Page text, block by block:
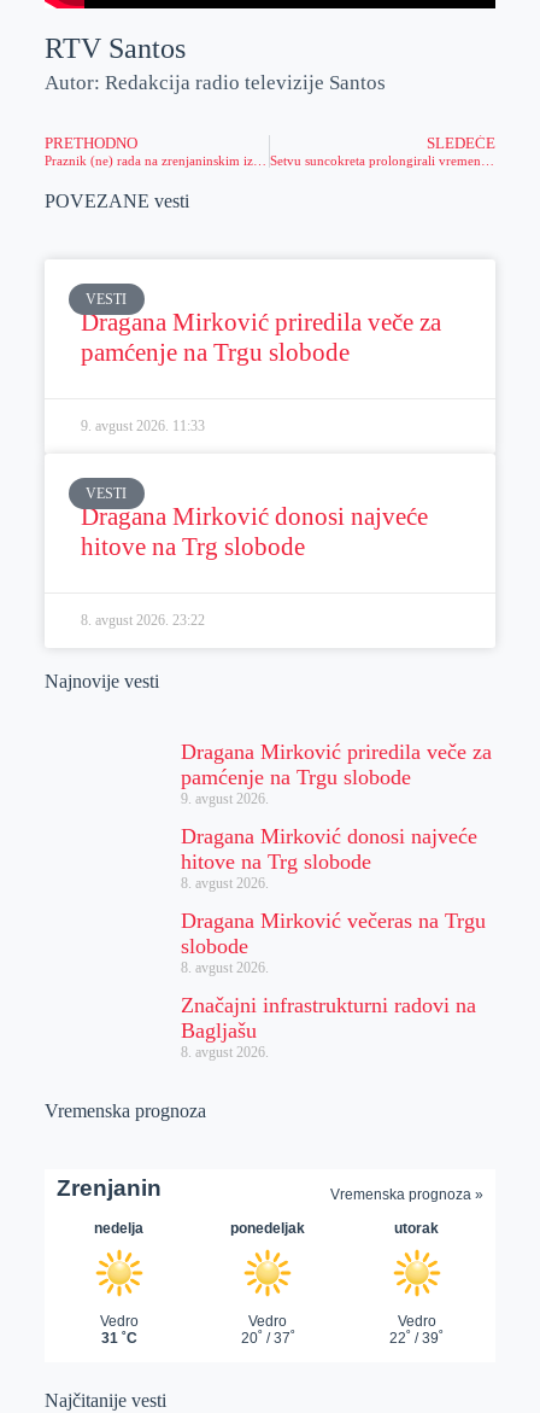
RTV Santos
Autor: Redakcija radio televizije Santos
PRETHODNO
Praznik (ne) rada na zrenjaninskim izletištima
SLEDEĆE
POVEZANE vesti
VESTI
Dragana Mirković priredila veče za
pamćenje na Trgu slobode
9. avgust 2026. 11:33
VESTI
Dragana Mirković donosi najveće
hitove na Trg slobode
8. avgust 2026. 23:22
Najnovije vesti
Dragana Mirković priredila veče za
pamćenje na Trgu slobode
9. avgust 2026.
Dragana Mirković donosi najveće
hitove na Trg slobode
8. avgust 2026.
Dragana Mirković večeras na Trgu
slobode
8. avgust 2026.
Značajni infrastrukturni radovi na
Bagljašu
8. avgust 2026.
Vremenska prognoza
Najčitanije vesti